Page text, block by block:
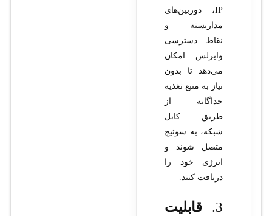
IP، دوربین‌های
مداربسته و
نقاط دسترسی
وایرلس امکان
می‌دهد تا بدون
نیاز به منبع تغذیه
جداگانه از
طریق کابل
شبکه، به سوئیچ
متصل شوند و
انرژی خود را
دریافت کنند.
3.
قابلیت